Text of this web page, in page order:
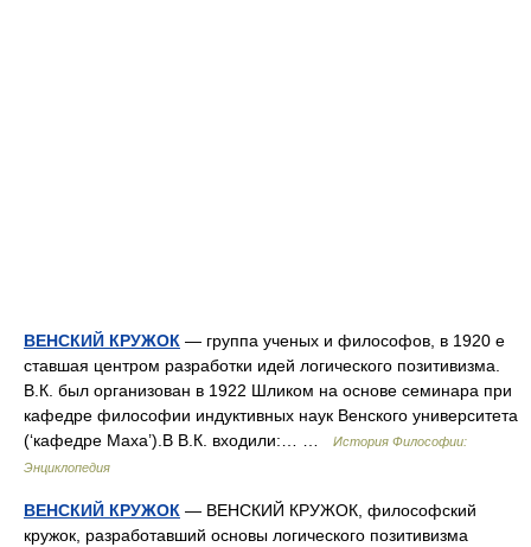
ВЕНСКИЙ КРУЖОК — группа ученых и философов, в 1920 е
ставшая центром разработки идей логического позитивизма.
В.К. был организован в 1922 Шликом на основе семинара при
кафедре философии индуктивных наук Венского университета
(‘кафедре Маха’).В В.К. входили:… …
История Философии:
Энциклопедия
ВЕНСКИЙ КРУЖОК — ВЕНСКИЙ КРУЖОК, философский
кружок, разработавший основы логического позитивизма